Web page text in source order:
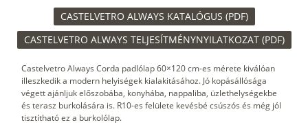
CASTELVETRO ALWAYS KATALÓGUS (PDF)
CASTELVETRO ALWAYS TELJESÍTMÉNYNYILATKOZAT (PDF)
Castelvetro Always Corda padlólap 60×120 cm-es mérete kiválóan
illeszkedik a modern helyiségek kialakitásához. Jó kopásállósága
végett ajánljuk előszobába, konyhába, nappaliba, üzlethelységekbe
és terasz burkolására is. R10-es felülete kevésbé csúszós és még jól
tisztítható ez a burkolólap.